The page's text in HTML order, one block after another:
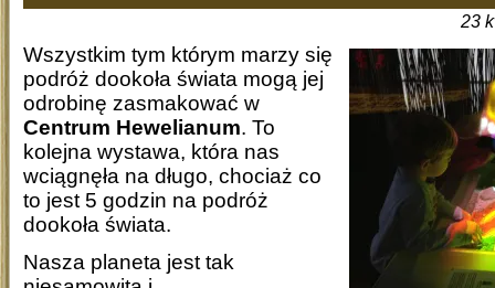
23
Wszystkim tym którym marzy się
podróż dookoła świata mogą jej
odrobinę zasmakować w
Centrum Hewelianum. To
kolejna wystawa, która nas
wciągnęła na długo, chociaż co
to jest 5 godzin na podróż
dookoła świata.
Nasza planeta jest tak